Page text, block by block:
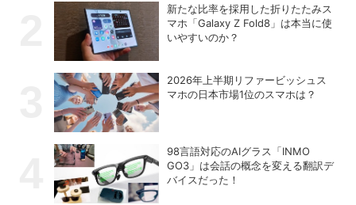
新たな比率を採用した折りたたみス
マホ「Galaxy Z Fold8」は本当に使
いやすいのか？
2026年上半期リファービッシュス
マホの日本市場1位のスマホは？
98言語対応のAIグラス「INMO
GO3」は会話の概念を変える翻訳デ
バイスだった！